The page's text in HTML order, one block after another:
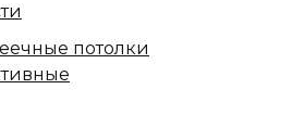
потолки